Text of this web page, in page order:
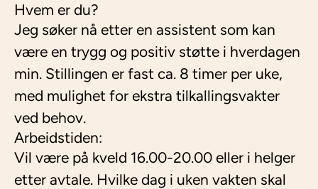
Hvem er du?
Jeg søker nå etter en assistent som kan
være en trygg og positiv støtte i hverdagen
min. Stillingen er fast ca. 8 timer per uke,
med mulighet for ekstra tilkallingsvakter
ved behov.
Arbeidstiden:
Vil være på kveld 16.00-20.00 eller i helger
etter avtale. Hvilke dag i uken vakten skal